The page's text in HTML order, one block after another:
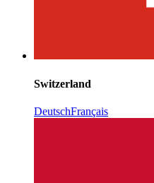
Switzerland
DeutschFrançais